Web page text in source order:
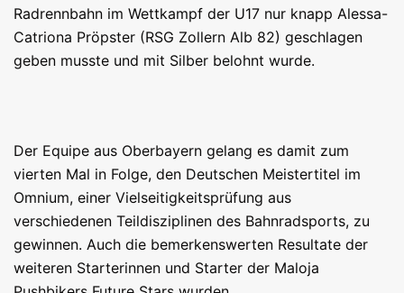
Radrennbahn im Wettkampf der U17 nur knapp Alessa-
Catriona Pröpster (RSG Zollern Alb 82) geschlagen
geben musste und mit Silber belohnt wurde.
Der Equipe aus Oberbayern gelang es damit zum
vierten Mal in Folge, den Deutschen Meistertitel im
Omnium, einer Vielseitigkeitsprüfung aus
verschiedenen Teildisziplinen des Bahnradsports, zu
gewinnen. Auch die bemerkenswerten Resultate der
weiteren Starterinnen und Starter der Maloja